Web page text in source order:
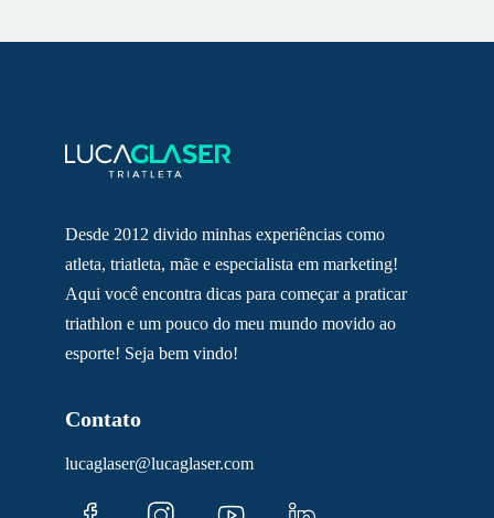
Desde 2012 divido minhas experiências como
atleta, triatleta, mãe e especialista em marketing!
Aqui você encontra dicas para começar a praticar
triathlon e um pouco do meu mundo movido ao
esporte! Seja bem vindo!
Contato
lucaglaser@lucaglaser.com